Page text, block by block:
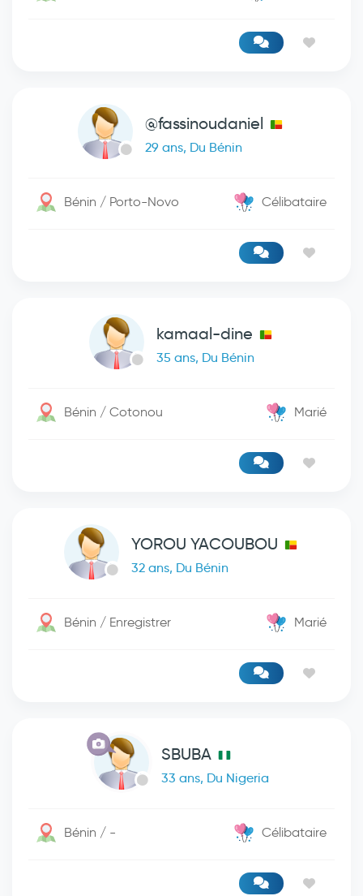
@fassinoudaniel
29 ans, Du Bénin
Bénin / Porto-Novo Célibataire
kamaal-dine
35 ans, Du Bénin
Bénin / Cotonou Marié
YOROU YACOUBOU
32 ans, Du Bénin
Bénin / Enregistrer Marié
SBUBA
33 ans, Du Nigeria
Bénin / - Célibataire